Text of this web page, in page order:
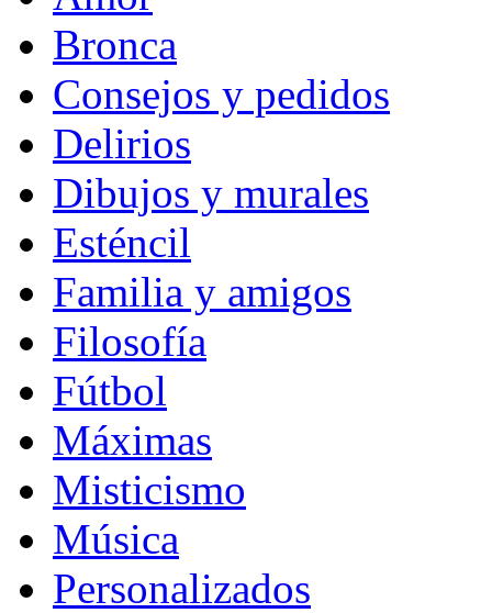
Bronca
Consejos y pedidos
Delirios
Dibujos y murales
Esténcil
Familia y amigos
Filosofía
Fútbol
Máximas
Misticismo
Música
Personalizados